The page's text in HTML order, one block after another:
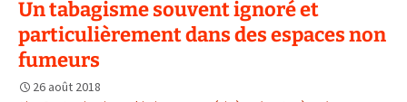
Un tabagisme souvent ignoré et
particulièrement dans des espaces non
fumeurs
26 août 2018